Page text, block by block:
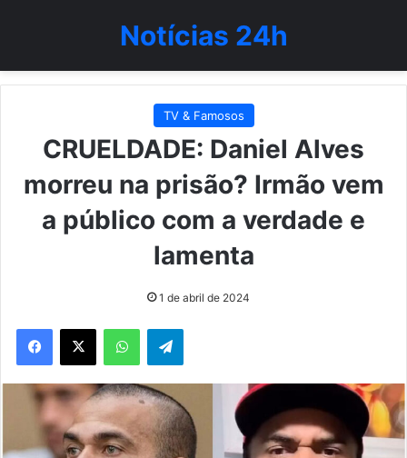
Notícias 24h
TV & Famosos
CRUELDADE: Daniel Alves
morreu na prisão? Irmão vem
a público com a verdade e
lamenta
1 de abril de 2024
WhatsAppTelegram